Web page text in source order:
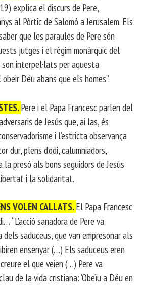
explica el discurs de Pere,
al Pòrtic de Salomó a Jerusalem. Els
que les paraules de Pere són
jutges i el règim monàrquic del
son interpel·lats per aquesta
Déu abans que els homes”.
Pere i el Papa Francesc parlen del
de Jesús que, ai las, és
i l’estricta observança
dur, plens d’odi, calumniadors,
la presó als bons seguidors de Jesús
i la solidaritat.
VOLEN CALLATS.El Papa Francesc
“L’acció sanadora de Pere va
dels saduceus, que van empresonar als
ensenyar (…) Els saduceus eren
el que veien (…) Pere va
de la vida cristiana: ‘Obeïu a Déu en